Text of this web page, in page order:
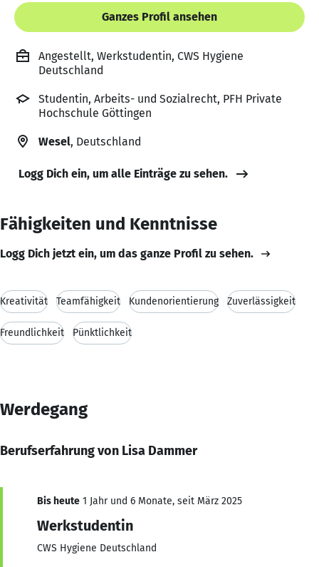
Ganzes Profil ansehen
Angestellt, Werkstudentin, CWS Hygiene
Deutschland
Studentin, Arbeits- und Sozialrecht, PFH Private
Hochschule Göttingen
Wesel, Deutschland
Logg Dich ein, um alle Einträge zu sehen.
Fähigkeiten und Kenntnisse
Logg Dich jetzt ein, um das ganze Profil zu sehen.
Kreativität Teamfähigkeit Kundenorientierung Zuverlässigkeit
Freundlichkeit Pünktlichkeit
Werdegang
Berufserfahrung von Lisa Dammer
Bis heute 1 Jahr und 6 Monate, seit März 2025
Werkstudentin
CWS Hygiene Deutschland